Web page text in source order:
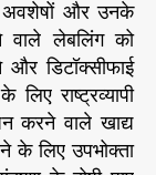
अवशेषों और उनके
वाले लेबलिंग को
डिटॉक्सीफाई
राष्ट्रव्यापी
करने वाले खाद्य
के लिए उपभोक्ता